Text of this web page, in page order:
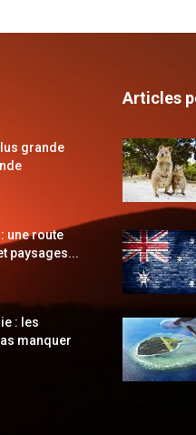
grande
une route
paysages...
: les
manquer
Articles